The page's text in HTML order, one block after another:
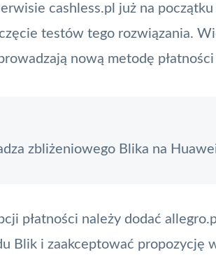
cashless.pl już na
testów tego rozwiązania.
nową metodę
zbliżeniowego Blika na
płatności należy dodać
Blik i zaakceptować propozycję